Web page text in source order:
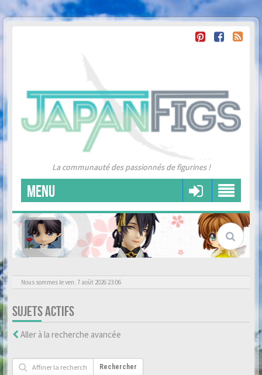
La communauté des passionnés de figurines !
MENU
Nous sommes le ven. 7 août 2026 23:06
SUJETS ACTIFS
Aller à la recherche avancée
Rechercher